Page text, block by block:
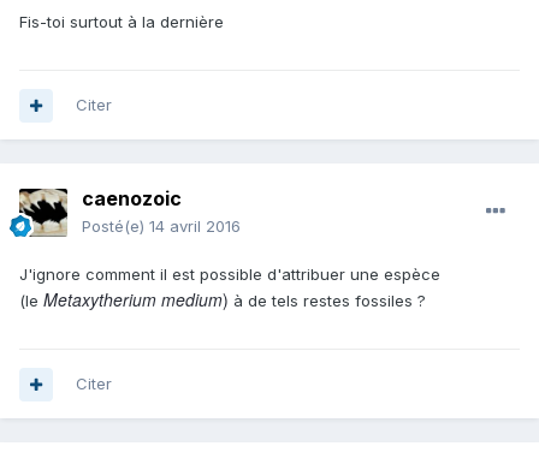
Fis-toi surtout à la dernière
Citer
caenozoic
Posté(e) 14 avril 2016
J'ignore comment il est possible d'attribuer une espèce
(le Metaxytherium medium) à de tels restes fossiles ?
Citer